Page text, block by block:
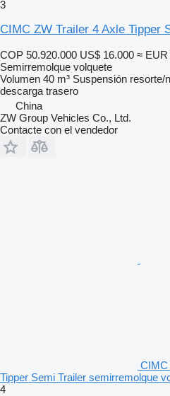
3
CIMC ZW Trailer 4 Axle Tipper
COP 50.920.000 US$ 16.000 ≈ EUR
Semirremolque volquete
Volumen 40 m³ Suspensión resorte/
descarga trasero
China
ZW Group Vehicles Co., Ltd.
Contacte con el vendedor
CIMC
Tipper Semi Trailer semirremolque
4